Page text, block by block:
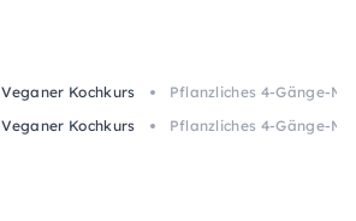
Veganer Kochkurs
Pflanzliches 4-Gänge-
Veganer Kochkurs Pflanzliches 4-Gänge-